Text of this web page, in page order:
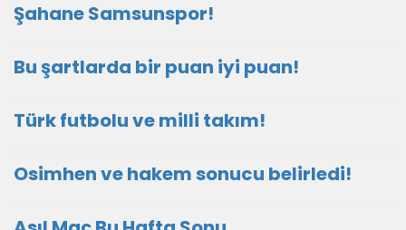
Şahane Samsunspor!
Bu şartlarda bir puan iyi puan!
Türk futbolu ve milli takım!
Osimhen ve hakem sonucu belirledi!